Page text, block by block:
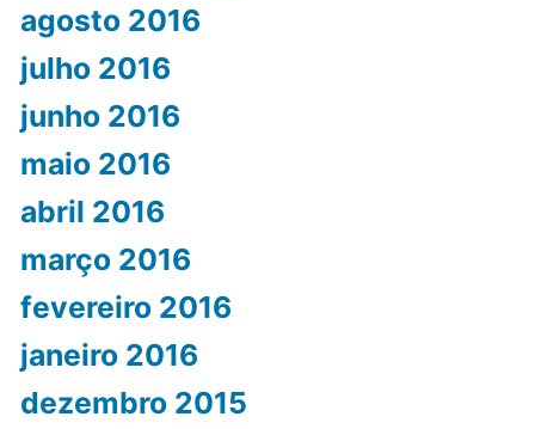
agosto 2016
julho 2016
junho 2016
maio 2016
abril 2016
março 2016
fevereiro 2016
janeiro 2016
dezembro 2015